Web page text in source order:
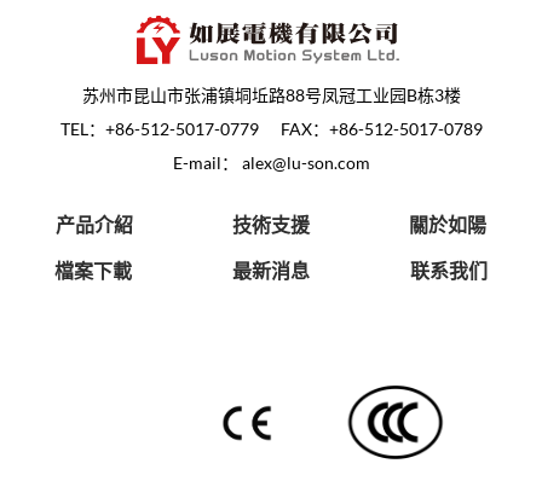
苏州市昆山市张浦镇垌坵路88号凤冠工业园B栋3楼
TEL： +86-512-5017-0779
FAX：+86-512-5017-0789
E-mail： alex@lu-son.com
产品介紹 技術支援
關於如陽
檔案下載
最新消息 联系我们